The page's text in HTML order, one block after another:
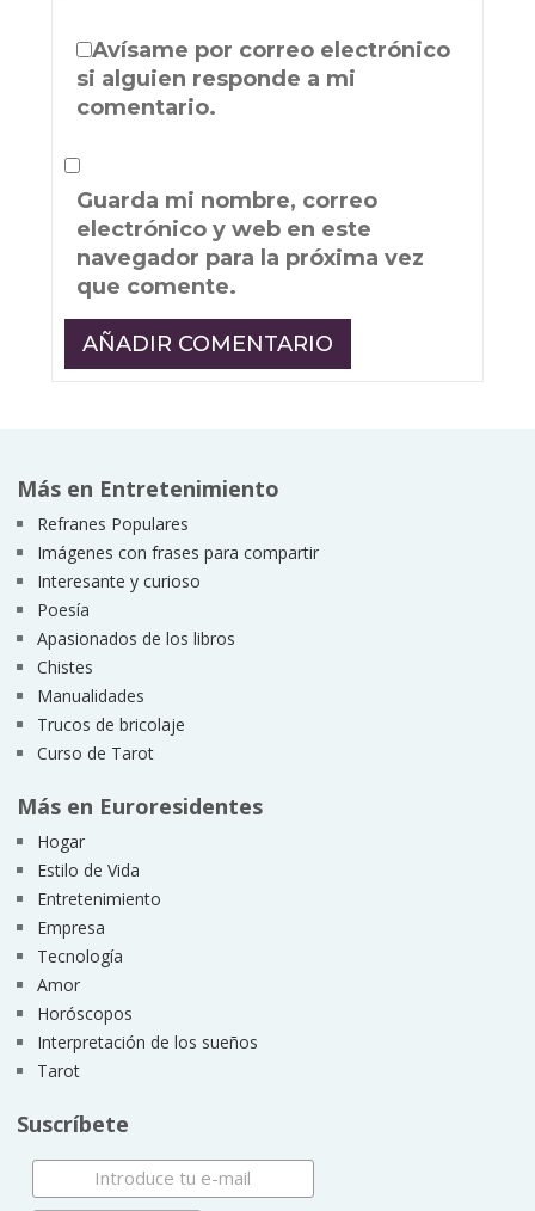
Avísame por correo electrónico
si alguien responde a mi
comentario.
Guarda mi nombre, correo
electrónico y web en este
navegador para la próxima vez
que comente.
Más en Entretenimiento
Refranes Populares
Imágenes con frases para compartir
Interesante y curioso
Poesía
Apasionados de los libros
Chistes
Manualidades
Trucos de bricolaje
Curso de Tarot
Más en Euroresidentes
Hogar
Estilo de Vida
Entretenimiento
Empresa
Tecnología
Amor
Horóscopos
Interpretación de los sueños
Tarot
Suscríbete